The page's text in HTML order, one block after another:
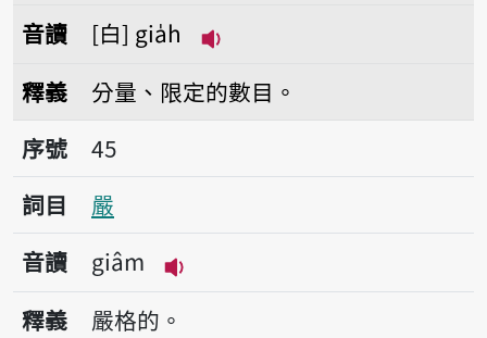
音讀
白 gia̍h
釋義
分量、限定的數目。
序號45嚴
序號
45
詞目
嚴
音讀
giâm
播放音讀giâm
釋義
嚴格的。